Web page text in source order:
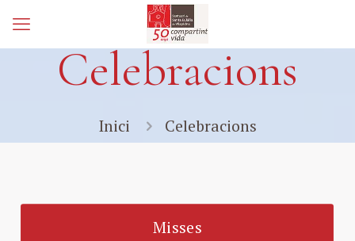
Celebracions
Inici Celebracions
Misses